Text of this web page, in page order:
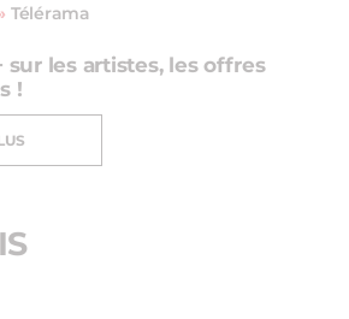
Télérama
sur les artistes, les offres
!